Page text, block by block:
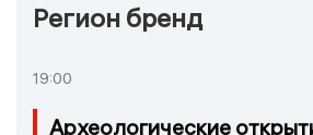
Регион бренд
19:00
Археологические